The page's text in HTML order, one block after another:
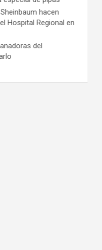
hacen
Hospital Regional en
del